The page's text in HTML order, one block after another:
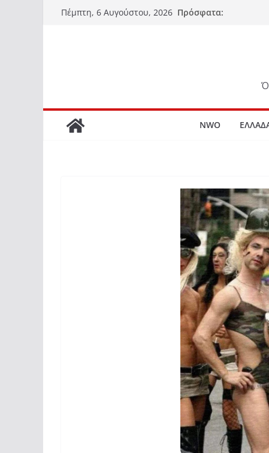
Μετάβαση
Πέμπτη, 6 Αυγούστου, 2026 Πρόσφατα:
NWO